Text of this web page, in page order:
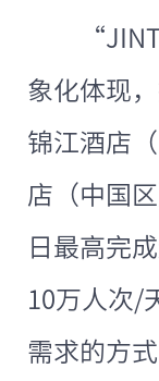
象化体现
锦江酒店
店（中国
日最高完
10万人次/
需求的方